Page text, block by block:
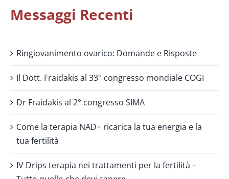
Messaggi Recenti
Ringiovanimento ovarico: Domande e Risposte
Il Dott. Fraidakis al 33° congresso mondiale COGI
Dr Fraidakis al 2° congresso SIMA
Come la terapia NAD+ ricarica la tua energia e la
tua fertilità
IV Drips terapia nei trattamenti per la fertilità –